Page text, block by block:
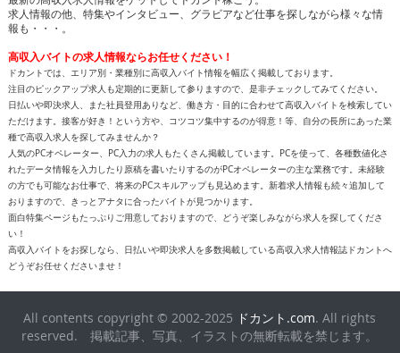
求人情報の他、特集やインタビュー、グラビアなど仕事を探しながら様々な情
報も・・・。
高収入バイトの求人情報ならお任せください！
ドカントでは、エリア別・業種別に高収入バイト情報を幅広く掲載しております。
注目のピックアップ求人も定期的に更新して参りますので、是非チェックしてみてください。
日払いや即決求人、また社員登用ありなど、働き方・目的に合わせて高収入バイトを検索してい
ただけます。接客が好き！という方や、コツコツ集中するのが得意！等、自分の長所にあった業
種で高収入求人を探してみませんか？
人気のPCオペレーター、PC入力の求人もたくさん掲載しています。PCを使って、各種数値化さ
れたデータ情報を入力したり原稿を書いたりするのがPCオペレーターの主な業務です。未経験
の方でも可能なお仕事で、将来のPCスキルアップも見込めます。新着求人情報も続々追加して
おりますので、きっとアナタに合ったバイトが見つかります。
面白特集ページもたっぷりご用意しておりますので、どうぞ楽しみながら求人を探してくださ
い！
高収入バイトをお探しなら、日払いや即決求人を多数掲載している高収入求人情報誌ドカントへ
どうぞお任せくださいませ！
All contents copyright © 2002-2025 ドカント.com. All rights
reserved. 掲載記事、写真、イラストの無断転載を禁じます。